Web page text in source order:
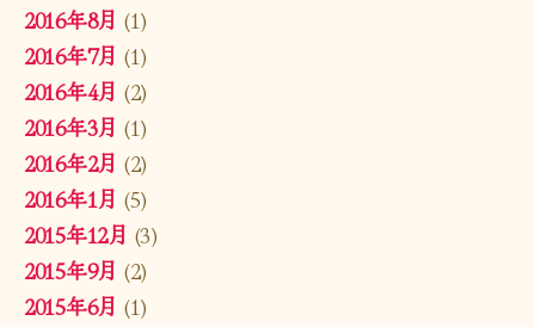
2016年8月 (1)
2016年7月 (1)
2016年4月 (2)
2016年3月 (1)
2016年2月 (2)
2016年1月 (5)
2015年12月 (3)
2015年9月 (2)
2015年6月 (1)